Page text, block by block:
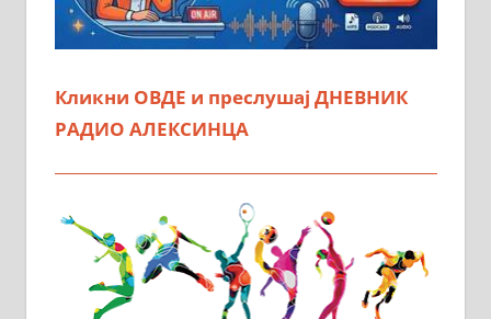
Кликни ОВДЕ и преслушај ДНЕВНИК
РАДИО АЛЕКСИНЦА